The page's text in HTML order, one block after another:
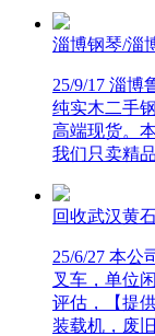
淄博钢琴/淄
25/9/17 淄博
纯实木二手
高端现货。
我们只卖精
回收武汉黄
25/6/27 本公
叉车，单位
评估，【提
装载机，废